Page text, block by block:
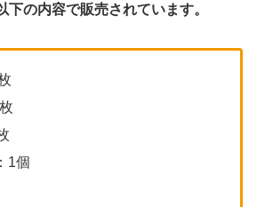
下の内容で販売されています。
1個